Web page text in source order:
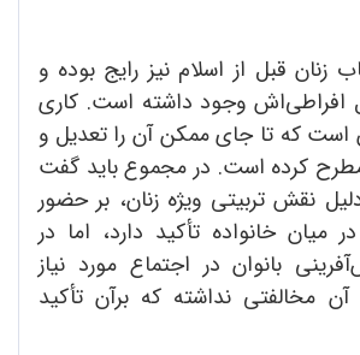
زنان قبل از اسلام نیز رایج بوده و
افراطی‌اش وجود داشته‌ است. کاری
است که تا جای ممکن آن را تعدیل و
کرده است. در مجموع باید گفت
نقش تربیتی ویژه زنان، بر حضور
میان خانواده تأکید دارد، اما در
بانوان در اجتماع مورد نیاز
آن مخالفتی نداشته که برآن تأکید